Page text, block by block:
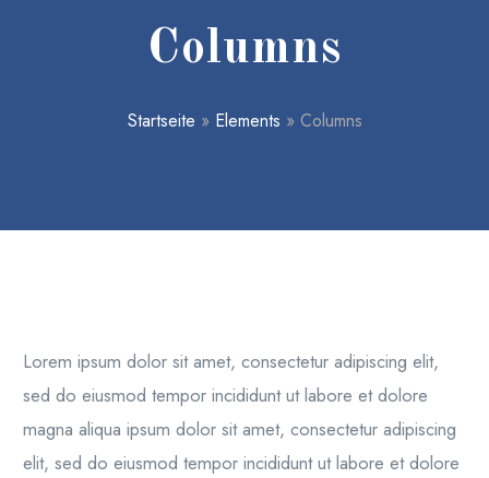
Columns
Startseite » Elements » Columns
Lorem ipsum dolor sit amet, consectetur adipiscing elit,
sed do eiusmod tempor incididunt ut labore et dolore
magna aliqua ipsum dolor sit amet, consectetur adipiscing
elit, sed do eiusmod tempor incididunt ut labore et dolore